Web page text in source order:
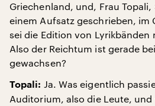
Griechenland, und, Frau
einem Aufsatz geschrieben, im
sei die Edition von
Also der Reichtum ist gerade
gewachsen?
Topali: Ja. Was eigentlich
Auditorium, also die Leute,